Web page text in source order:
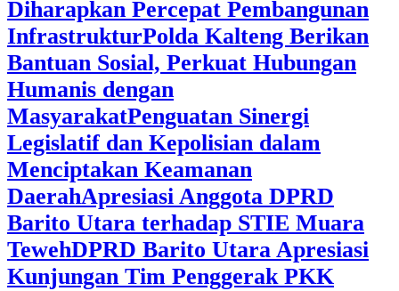
Diharapkan Percepat Pembangunan
InfrastrukturPolda Kalteng Berikan
Bantuan Sosial, Perkuat Hubungan
Humanis dengan
MasyarakatPenguatan Sinergi
Legislatif dan Kepolisian dalam
Menciptakan Keamanan
DaerahApresiasi Anggota DPRD
Barito Utara terhadap STIE Muara
TewehDPRD Barito Utara Apresiasi
Kunjungan Tim Penggerak PKK